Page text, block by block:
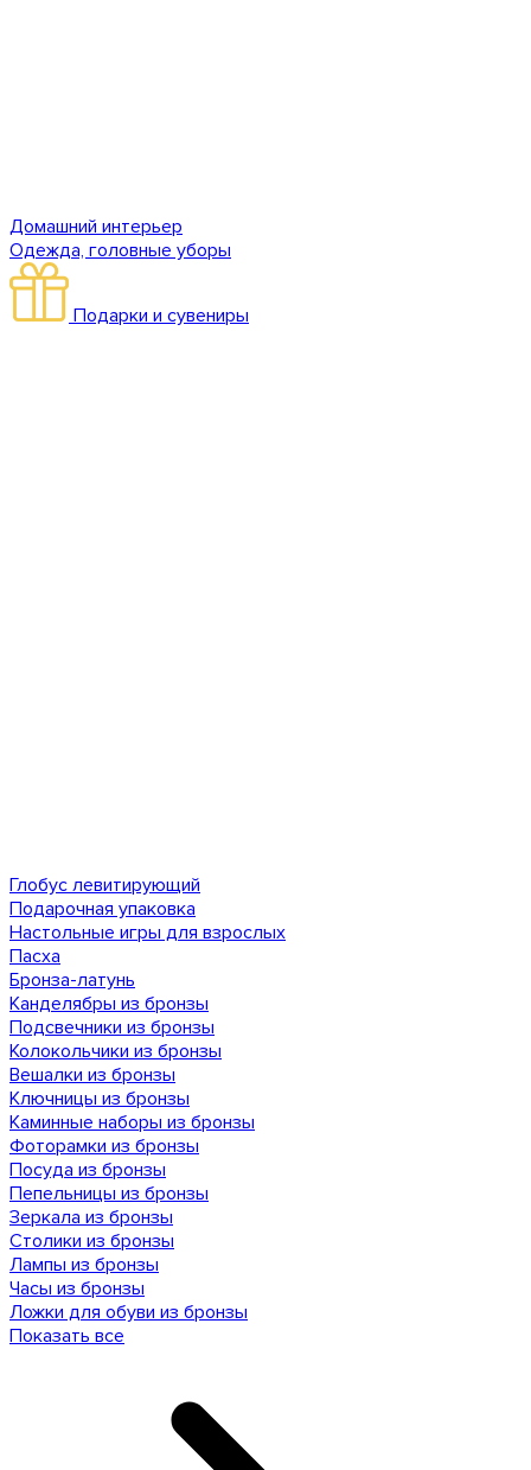
Домашний интерьер
Одежда, головные уборы
Подарки и сувениры
Глобус левитирующий
Подарочная упаковка
Настольные игры для взрослых
Пасха
Бронза-латунь
Канделябры из бронзы
Подсвечники из бронзы
Колокольчики из бронзы
Вешалки из бронзы
Ключницы из бронзы
Каминные наборы из бронзы
Фоторамки из бронзы
Посуда из бронзы
Пепельницы из бронзы
Зеркала из бронзы
Столики из бронзы
Лампы из бронзы
Часы из бронзы
Ложки для обуви из бронзы
Показать все